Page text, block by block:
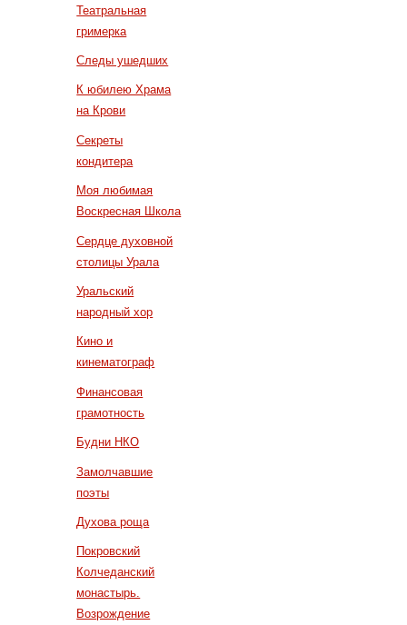
Театральная
гримерка
Следы ушедших
К юбилею Храма
на Крови
Секреты
кондитера
Моя любимая
Воскресная Школа
Сердце духовной
столицы Урала
Уральский
народный хор
Кино и
кинематограф
Финансовая
грамотность
Будни НКО
Замолчавшие
поэты
Духова роща
Покровский
Колчеданский
монастырь.
Возрождение